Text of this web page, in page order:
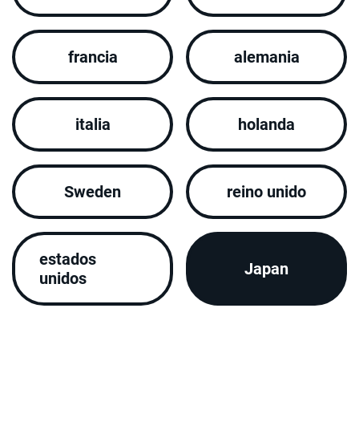
francia alemania
italia holanda
Sweden reino unido
estados
unidos
Japan